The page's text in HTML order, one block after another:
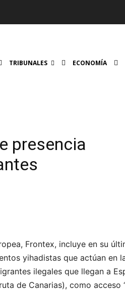
TRIBUNALES ECONOMÍA
presencia
Frontex, incluye en su
yihadistas que actúan en
ilegales que llegan a
de Canarias), como acceso